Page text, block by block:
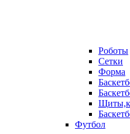
Роботы
Сетки
Форма
Футбол